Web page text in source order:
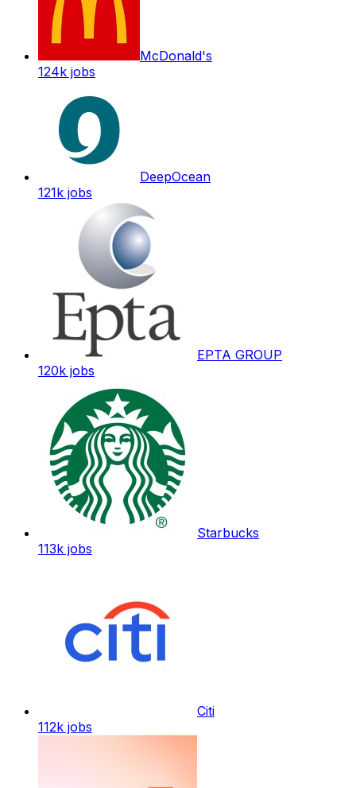
McDonald's
124k jobs
DeepOcean
121k jobs
EPTA GROUP
120k jobs
Starbucks
113k jobs
Citi
112k jobs